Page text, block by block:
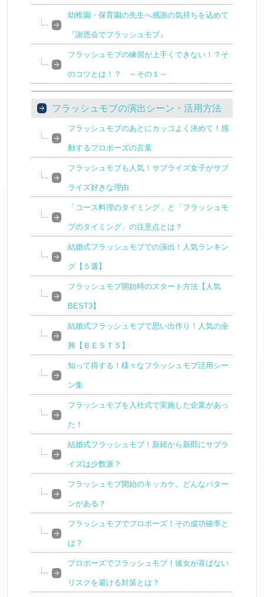
幼稚園・保育園の先生へ感謝の気持ちを込めて
『謝恩会でフラッシュモブ』
フラッシュモブの練習が上手くできない！？そ
のコツとは！？ ～その１～
フラッシュモブの演出シーン・活用方法
フラッシュモブのあとにカッコよく決めて！感
動するプロポーズの言葉
フラッシュモブも人気！サプライズ女子がサプ
ライズ好きな理由
「コース料理のタイミング」と「フラッシュモ
ブのタイミング」の注意点とは？
結婚式フラッシュモブでの演出！人気ランキン
グ【５選】
フラッシュモブ開始時のスタート方法【人気
BEST3】
結婚式フラッシュモブで思い出作り！人気の余
興【ＢＥＳＴ５】
知って得する！様々なフラッシュモブ活用シー
ン集
フラッシュモブを入社式で実施した企業があっ
た！
結婚式フラッシュモブ！新婦から新郎にサプラ
イズは少数派？
フラッシュモブ開始のキッカケ。どんなパター
ンがある？
フラッシュモブでプロポーズ！その成功確率と
は？
プロポーズでフラッシュモブ！彼女が喜ばない
リスクを避ける対策とは？